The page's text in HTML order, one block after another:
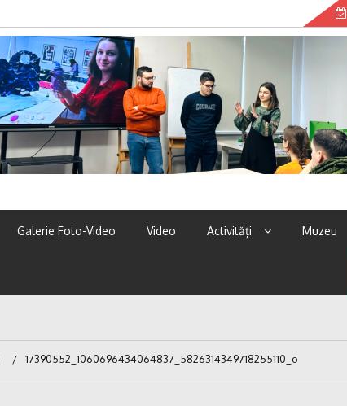
Galerie Foto-Video Video Activități Muzeu
17390552_1060696434064837_5826314349718255110_o